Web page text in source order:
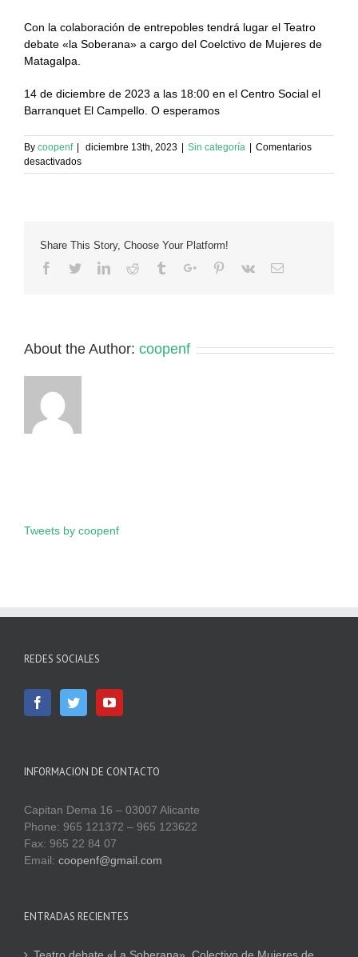
Con la colaboración de entrepobles tendrá lugar el Teatro
debate «la Soberana» a cargo del Coelctivo de Mujeres de
Matagalpa.
14 de diciembre de 2023 a las 18:00 en el Centro Social el
Barranquet El Campello. O esperamos
By coopenf diciembre 13th, 2023 Sin categoría
Comentarios
desactivadosen
Teatro
de
Mujeres
Share This Story, Choose Your Platform!
Facebook
TwitterLinkedinReddit TumblrGoogle+Pinterest
Vk Email
About the Author: coopenf
Tweets by coopenf
REDES SOCIALES
INFORMACION DE CONTACTO
Capitan Dema 16 – 03007 Alicante
Phone: 965 121372 – 965 123622
Fax: 965 22 84 07
Email: coopenf@gmail.com
ENTRADAS RECIENTES